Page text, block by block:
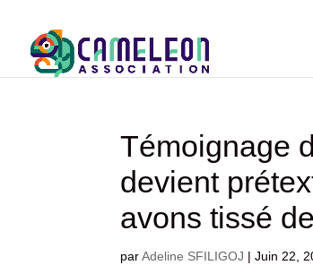
Témoignage
devient
avons tissé
parAdeline SFILIGOJ |Juin 22,